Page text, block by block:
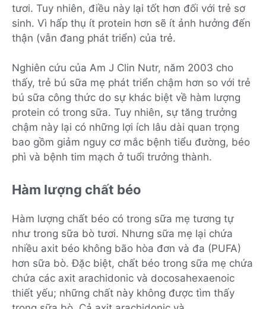
tươi. Tuy nhiên, điều này lại tốt hơn đối với trẻ sơ
sinh. Vì hấp thụ ít protein hơn sẽ ít ảnh hưởng đến
thận (vẫn đang phát triển) của trẻ.
Nghiên cứu của Am J Clin Nutr, năm 2003 cho
thấy, trẻ bú sữa mẹ phát triển chậm hơn so với trẻ
bú sữa công thức do sự khác biệt về hàm lượng
protein có trong sữa. Tuy nhiên, sự tăng trưởng
chậm này lại có những lợi ích lâu dài quan trọng
bao gồm giảm nguy cơ mắc bệnh tiểu đường, béo
phì và bệnh tim mạch ở tuổi trưởng thành.
Hàm lượng chất béo
Hàm lượng chất béo có trong sữa mẹ tương tự
như trong sữa bò tươi. Nhưng sữa mẹ lại chứa
nhiều axit béo không bão hòa đơn và đa (PUFA)
hơn sữa bò. Đặc biệt, chất béo trong sữa mẹ chứa
chứa các axit arachidonic và docosahexaenoic
thiết yếu; những chất này không được tìm thấy